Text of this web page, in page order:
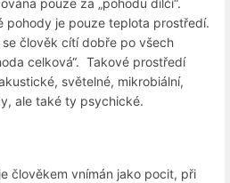
pohody je pouze teplota prostředí.
člověk cítí dobře po všech
celková“. Takové prostředí
světelné, mikrobiální,
ale také ty psychické.
člověkem vnímán jako pocit, při